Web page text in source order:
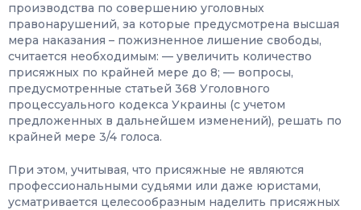
производства по совершению уголовных
правонарушений, за которые предусмотрена высшая
мера наказания – пожизненное лишение свободы,
считается необходимым: — увеличить количество
присяжных по крайней мере до 8; — вопросы,
предусмотренные статьей 368 Уголовного
процессуального кодекса Украины (с учетом
предложенных в дальнейшем изменений), решать по
крайней мере 3/4 голоса.
При этом, учитывая, что присяжные не являются
профессиональными судьями или даже юристами,
усматривается целесообразным наделить присяжных